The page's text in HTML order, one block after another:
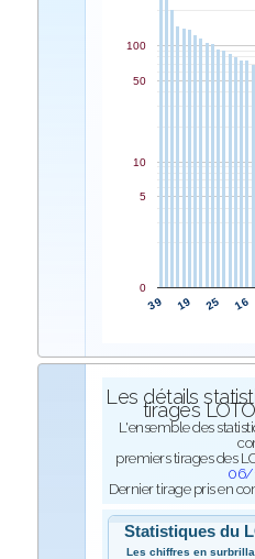
39 19 25 16
0
5
10
50
100
Les détails
tirages
L'ensemble des
premiers tirages des
06/
Dernier tirage pris en
Statistiques du
Les chiffres en